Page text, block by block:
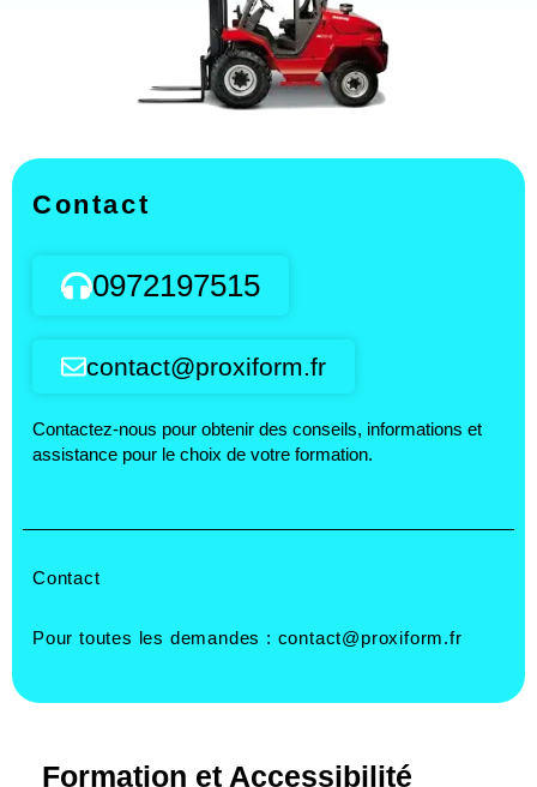
Contact
0972197515
contact@proxiform.fr
Contactez-nous pour obtenir des conseils, informations et
assistance pour le choix de votre formation.
Contact
Pour toutes les demandes : contact@proxiform.fr
Formation et Accessibilité